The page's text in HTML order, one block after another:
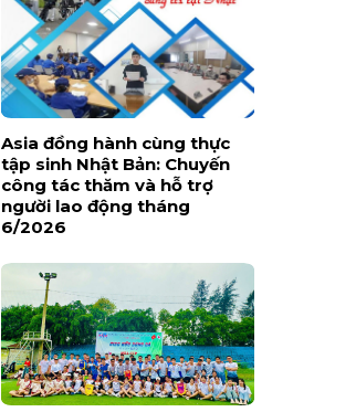
Asia đồng hành cùng thực
tập sinh Nhật Bản: Chuyến
công tác thăm và hỗ trợ
người lao động tháng
6/2026